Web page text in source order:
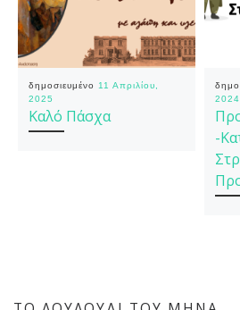
δημοσιευμένο
11 Απριλίου,
2025
Καλό Πάσχα
2024
-